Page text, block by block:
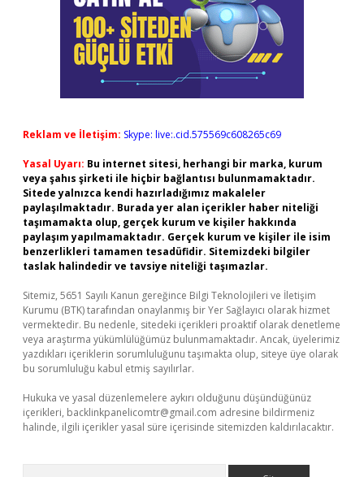
Reklam ve İletişim: Skype: live:.cid.575569c608265c69
Yasal Uyarı: Bu internet sitesi, herhangi bir marka, kurum
veya şahıs şirketi ile hiçbir bağlantısı bulunmamaktadır.
Sitede yalnızca kendi hazırladığımız makaleler
paylaşılmaktadır. Burada yer alan içerikler haber niteliği
taşımamakta olup, gerçek kurum ve kişiler hakkında
paylaşım yapılmamaktadır. Gerçek kurum ve kişiler ile isim
benzerlikleri tamamen tesadüfidir. Sitemizdeki bilgiler
taslak halindedir ve tavsiye niteliği taşımazlar.
Sitemiz, 5651 Sayılı Kanun gereğince Bilgi Teknolojileri ve İletişim
Kurumu (BTK) tarafından onaylanmış bir Yer Sağlayıcı olarak hizmet
vermektedir. Bu nedenle, sitedeki içerikleri proaktif olarak denetleme
veya araştırma yükümlülüğümüz bulunmamaktadır. Ancak, üyelerimiz
yazdıkları içeriklerin sorumluluğunu taşımakta olup, siteye üye olarak
bu sorumluluğu kabul etmiş sayılırlar.
Hukuka ve yasal düzenlemelere aykırı olduğunu düşündüğünüz
içerikleri, backlinkpanelicomtr@gmail.com adresine bildirmeniz
halinde, ilgili içerikler yasal süre içerisinde sitemizden kaldırılacaktır.